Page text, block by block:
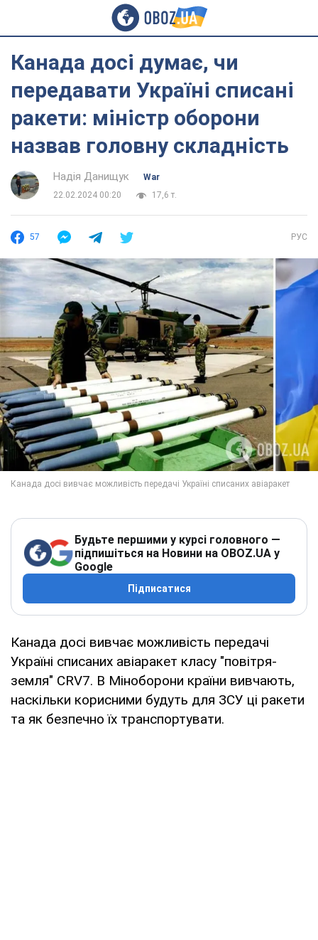
Канада досі думає, чи
передавати Україні списані
ракети: міністр оборони
назвав головну складність
Надія Данищук
War
22.02.2024 00:20
17,6 т.
57 РУС
Будьте першими у курсі головного —
підпишіться на Новини на OBOZ.UA у
Google
Підписатися
Канада досі вивчає можливість передачі
Україні списаних авіаракет класу "повітря-
земля" CRV7. В Міноборони країни вивчають,
наскільки корисними будуть для ЗСУ ці ракети
та як безпечно їх транспортувати.